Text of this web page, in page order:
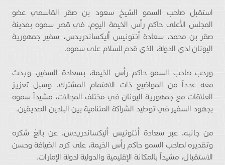
استقبل صاحب السمو الشيخ سعود بن صقر القاسمي عضو
المجلس الأعلى حاكم رأس الخيمة اليوم، في قصر سموه بمدينة
صقر بن محمد، سعادة أنتونيس أليكساندريدس، سفير جمهورية
اليونان لدى الدولة، الذي قدم للسلام على سموه.
ورحب صاحب السمو حاكم رأس الخيمة، بسعادة السفير، وبحث
معه عدداً من المواضيع ذات الاهتمام المشترك، وسبل تعزيز
العلاقات مع جمهورية اليونان في مختلف المجالات، مشيداً سموه
بجهود السفير في توطيد الشراكة المتنامية بين البلدين الصديقين.
من جانبه، عبر سعادة أنتونيس أليكساندريدس، عن بالغ شكره
وتقديره لصاحب السمو حاكم رأس الخيمة، على كرم الضيافة وحسن
الاستقبال، مشيداً بالمكانة الإقليمية والدولية لدولة الإمارات.